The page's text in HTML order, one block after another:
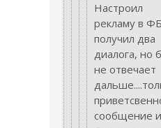
Настроил
рекламу в
получил два
диалога, но
не отвечает
сообщение